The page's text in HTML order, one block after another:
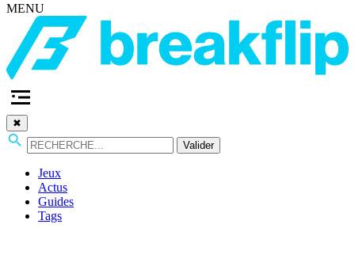
MENU
✖
Valider
Jeux
Actus
Guides
Tags